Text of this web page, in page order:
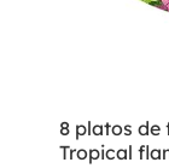
8 platos de
Tropical